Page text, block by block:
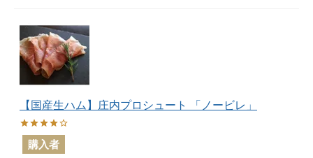
【国産生ハム】庄内プロシュート 「ノービレ」
購入者